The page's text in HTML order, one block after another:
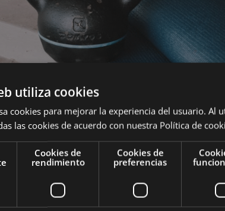
utiliza cookies
cookies para mejorar la experiencia del usuario. Al
las cookies de acuerdo con nuestra Política de
Cookies de
rendimiento
Cookies de
preferencias